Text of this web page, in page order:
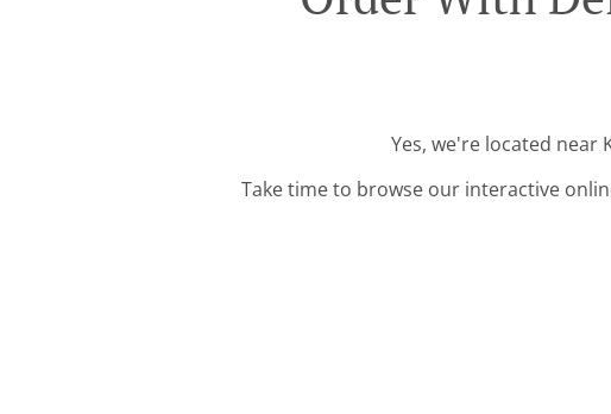
Yes, we're located near
Take time to browse our interactive